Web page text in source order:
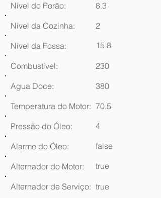
Nível do Porão:
8.3
Nível da Cozinha:
2
Nível da Fossa:
15.8
Combustível:
230
Agua Doce:
380
Temperatura do Motor: 70.5
Pressão do Óleo:
4
Alarme do Óleo: false
Alternador do Motor: true
Alternador de Serviço: true